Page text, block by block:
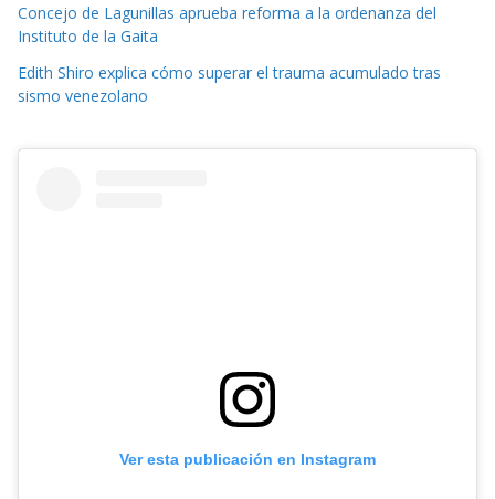
Concejo de Lagunillas aprueba reforma a la ordenanza del
Instituto de la Gaita
Edith Shiro explica cómo superar el trauma acumulado tras
sismo venezolano
Ver esta publicación en Instagram